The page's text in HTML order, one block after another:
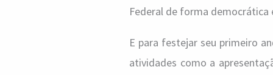
Federal de forma democrática
E para festejar seu primeiro
atividades como a